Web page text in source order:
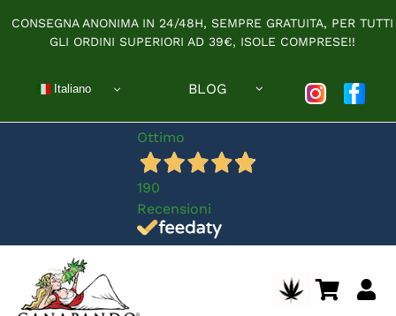
contenuto
CONSEGNA ANONIMA IN 24/48H, SEMPRE GRATUITA, PER TUTTI
GLI ORDINI SUPERIORI AD 39€, ISOLE COMPRESE!!
Italiano BLOG
Ottimo
190
Recensioni